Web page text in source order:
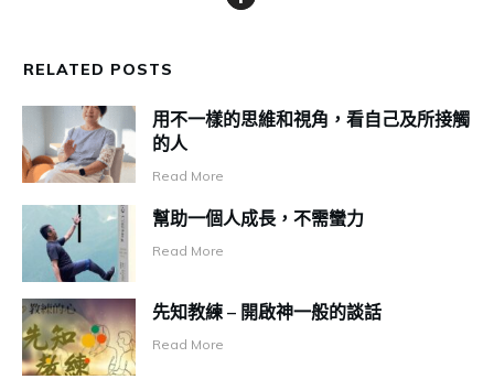
RELATED POSTS
用不一樣的思維和視角，看自己及所接觸
的人
Read More
幫助一個人成長，不需蠻力
Read More
先知教練 – 開啟神一般的談話
Read More